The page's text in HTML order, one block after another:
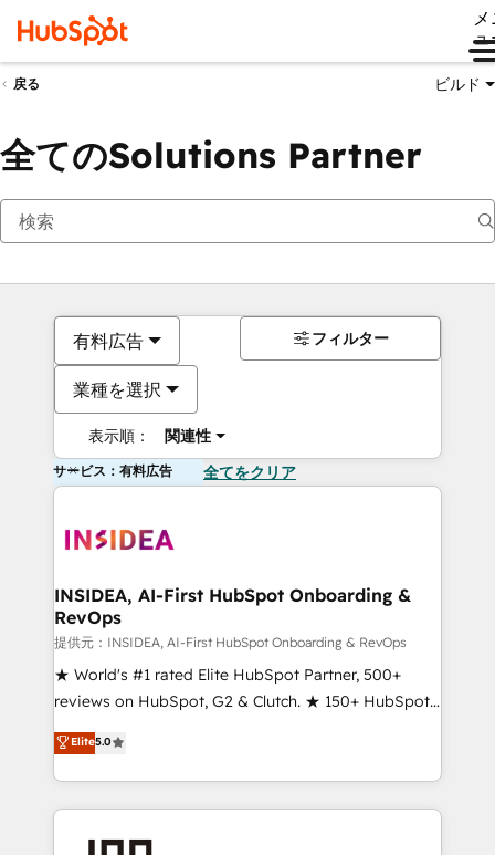
ュ
戻る ビルド
全てのSolutions Partner
有料広告
業種を選択
表示順： 関連性
フィルター
サービス：有料広告 全てをクリア
INSIDEA, AI-First HubSpot Onboarding &
RevOps
提供元：INSIDEA, AI-First HubSpot Onboarding & RevOps
★ World's #1 rated Elite HubSpot Partner, 500+
reviews on HubSpot, G2 & Clutch. ★ 150+ HubSpot
Certified Experts & Trainers across the team ★
1,500+ implementations across five continents ★ AI-
First, RevOps-led, Onboarding obsessed ★
Company of the Year 2024/25 INSIDEA helps
Elite5.0